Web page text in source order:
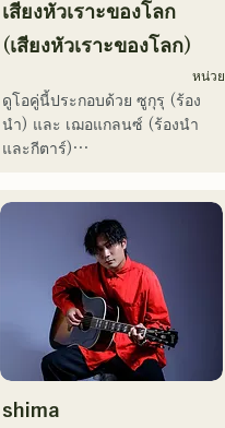
เสียงหัวเราะของโลก
(เสียงหัวเราะของโลก)
หน่วย
ดูโอคู่นี้ประกอบด้วย ซูกุรุ (ร้อง
นำ) และ เฌอแกลนซ์ (ร้องนำ
และกีตาร์)
เป้าหมายที่จะแสดงในศึกเพลงแดง
พวกเขามียอดวิวบนโซเชียลมีเดีย
มากกว่า 3.5 ล้านครั้ง และมีผู้
ติดตามมากกว่า 119,000 คน!
นอกจากนี้ พวกเขายังได้รับเลือก
ให้ร้องเพลงธีมการแข่งขัน
Japan ครั้งที่ 106 ในปี 2024 โดย
shima